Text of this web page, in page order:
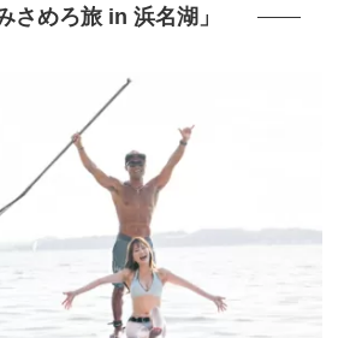
さめろ旅 in 浜名湖」